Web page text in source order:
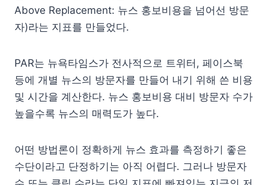
Above Replacement: 뉴스 홍보비용을 넘어선 방문
자)라는 지표를 만들었다.
PAR는 뉴욕타임스가 전사적으로 트위터, 페이스북
등에 개별 뉴스의 방문자를 만들어 내기 위해 쓴 비용
및 시간을 계산한다. 뉴스 홍보비용 대비 방문자 수가
높을수록 뉴스의 매력도가 높다.
어떤 방법론이 정확하게 뉴스 효과를 측정하기 좋은
수단이라고 단정하기는 아직 어렵다. 그러나 방문자